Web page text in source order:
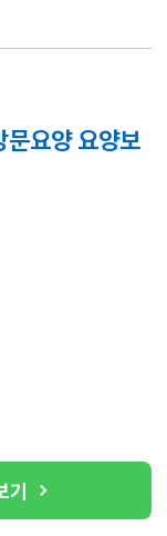
요양 요양보
기